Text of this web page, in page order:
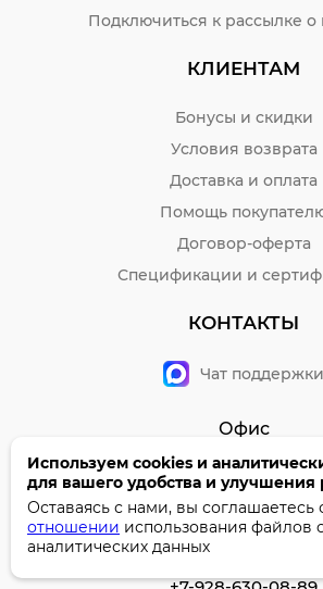
• на евроспирали,
• твёрдый картон 7Бц,
• интегральная,
• мелованный картон,
• крафт-картон,
Подключиться к рассылке о
КЛИЕНТАМ
Бонусы и скидки
Условия возврата
Доставка и оплата
Помощь
Договор-оферта
Спецификации и
КОНТАКТЫ
Чат поддержки
Офис
8 (8652) 566-663
Пн-Пт, с 8:30 до
+7-928-630-13-14
корпоративный отдел
Используем cookies и
для вашего удобства и улучшения
Оставаясь с нами, вы соглашаетесь
отношении использования файлов
аналитических данных